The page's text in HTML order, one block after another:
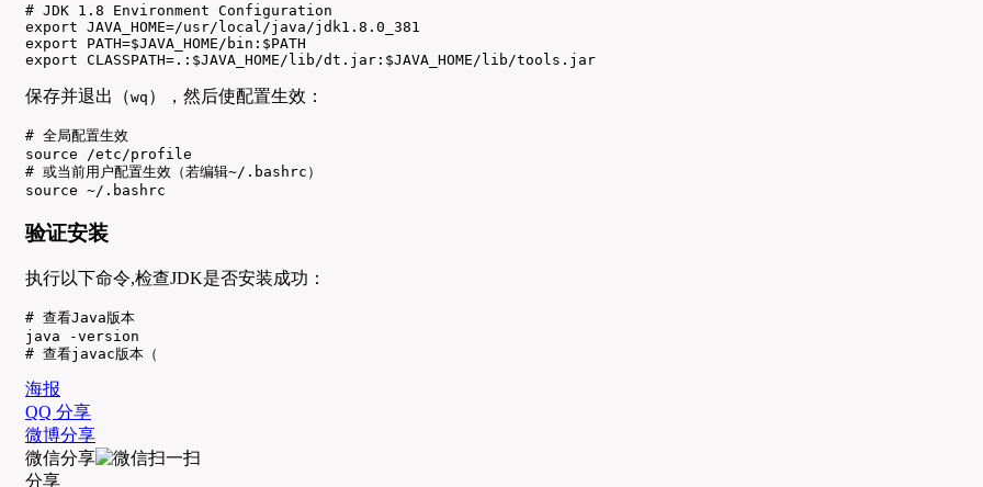
# JDK 1.8 Environment Configuration
export JAVA_HOME=/usr/local/java/jdk1.8.0_381
export PATH=$JAVA_HOME/bin:$PATH
export CLASSPATH=.:$JAVA_HOME/lib/dt.jar:$JAVA_HOME/lib/tools.jar
保存并退出（wq ），然后使配置生效：
# 全局配置生效
source /etc/profile
# 或当前用户配置生效（若编辑~/.bashrc）
source ~/.bashrc
验证安装
执行以下命令,检查JDK是否安装成功：
# 查看Java版本
java -version
# 查看javac版本（
海报
QQ 分享
微博分享
微信分享
分享